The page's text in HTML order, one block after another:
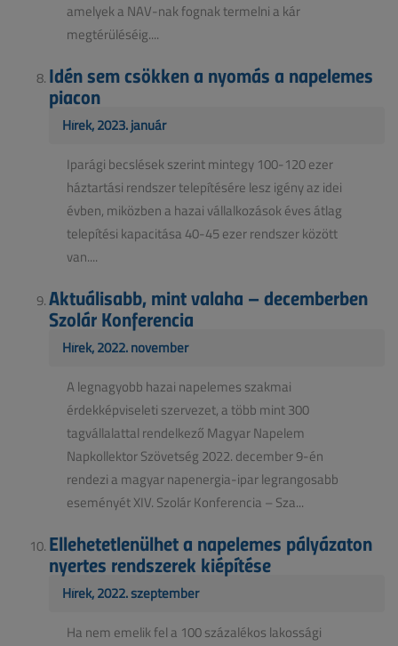
amelyek a NAV-nak fognak termelni a kár
megtérüléséig....
Idén sem csökken a nyomás a napelemes
piacon
Hírek, 2023. január
Iparági becslések szerint mintegy 100-120 ezer
háztartási rendszer telepítésére lesz igény az idei
évben, miközben a hazai vállalkozások éves átlag
telepítési kapacitása 40-45 ezer rendszer között
van....
Aktuálisabb, mint valaha – decemberben
Szolár Konferencia
Hírek, 2022. november
A legnagyobb hazai napelemes szakmai
érdekképviseleti szervezet, a több mint 300
tagvállalattal rendelkező Magyar Napelem
Napkollektor Szövetség 2022. december 9-én
rendezi a magyar napenergia-ipar legrangosabb
eseményét XIV. Szolár Konferencia – Sza...
Ellehetetlenülhet a napelemes pályázaton
nyertes rendszerek kiépítése
Hírek, 2022. szeptember
Ha nem emelik fel a 100 százalékos lakossági